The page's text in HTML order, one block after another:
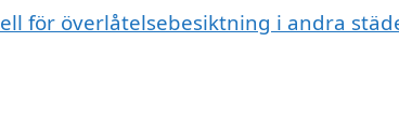
för överlåtelsebesiktning i andra